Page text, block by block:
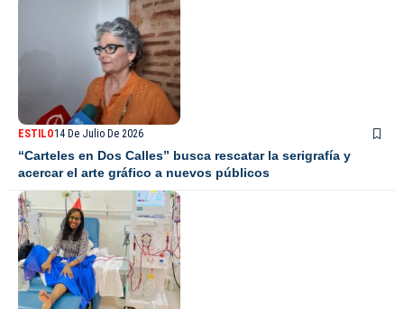
ESTILO14 De Julio De 2026
“Carteles en Dos Calles” busca rescatar la serigrafía y
acercar el arte gráfico a nuevos públicos